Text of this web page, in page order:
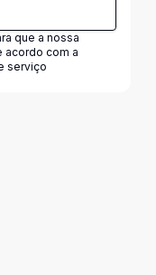
que a nossa
acordo com a
serviço